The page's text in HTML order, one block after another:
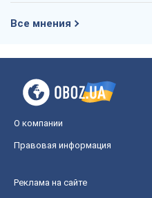
Все мнения
О компании
Правовая информация
Реклама на сайте